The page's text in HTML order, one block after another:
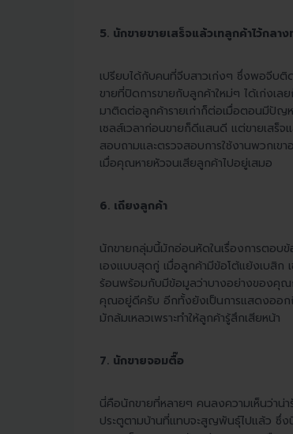
5. นักขายขายเสร็จแล้วเทลูกค้าไว้กลาง
เปรียบได้กับคนที่จีบสาวเก่งๆ ซึ่งพอจีบติ
ขายที่ปิดการขายกับลูกค้าใหม่ๆ ได้เก่งเ
มาติดต่อลูกค้ารายเก่าก็ต่อเมื่อตอนมีปัญ
เซลส์เวลาก่อนขายก็ดีแสนดี แต่ขายเสร็
สอบถามและตรวจสอบการใช้งานพวกเขา
เมื่อคุณหายหัวจนเสียลูกค้าไปอยู่เสมอ
6. เถียงลูกค้า
นักขายกลุ่มนี้มักอ่อนหัดในเรื่องการตอบข้
เองแบบสุดกู่ เมื่อลูกค้ามีข้อโต้แย้งเบสิก
ร้อนพร้อมกับมีข้อมูลว่าบางอย่างของคุณ
คุณอยู่ดีครับ อีกทั้งยังเป็นการแสดงออกถึ
มักล้มเหลวเพราะทำให้ลูกค้ารู้สึกเสียหน้า
7. นักขายจอมตื๊อ
นี่คือนักขายที่หลายๆ คนลงความเห็นว่าน่
ประตูตามบ้านที่แทบจะสูญพันธุ์ไปแล้ว ซึ่